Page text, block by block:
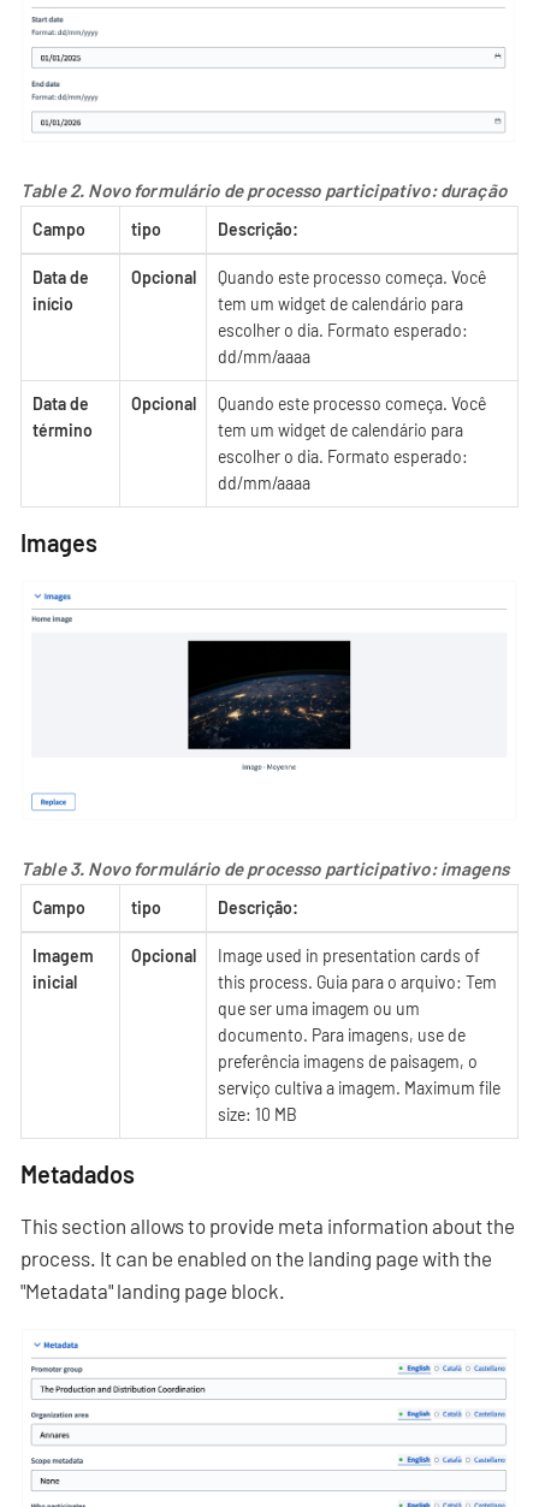
Table 2. Novo formulário de processo participativo: duração
Campo tipo Descrição:
Data de
início
Opcional
Quando este processo começa. Você
tem um widget de calendário para
escolher o dia. Formato esperado:
dd/mm/aaaa
Data de
término
Opcional
Quando este processo começa. Você
tem um widget de calendário para
escolher o dia. Formato esperado:
dd/mm/aaaa
Images
Table 3. Novo formulário de processo participativo: imagens
Campo tipo Descrição:
Imagem
inicial
Opcional
Image used in presentation cards of
this process. Guia para o arquivo: Tem
que ser uma imagem ou um
documento. Para imagens, use de
preferência imagens de paisagem, o
serviço cultiva a imagem. Maximum file
size: 10 MB
Metadados
This section allows to provide meta information about the
process. It can be enabled on the landing page with the
"Metadata" landing page block.